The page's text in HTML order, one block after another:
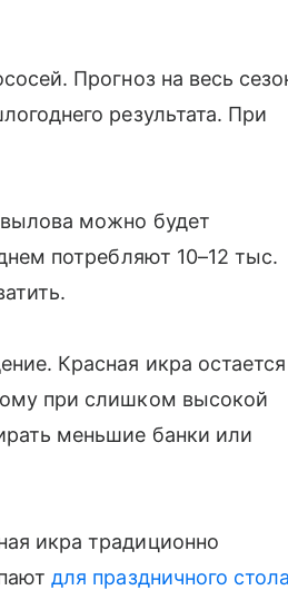
Прогноз на весь
результата. При
можно будет
потребляют 10–12 тыс.
Красная икра остается
при слишком высокой
меньшие банки или
икра традиционно
для праздничного стола